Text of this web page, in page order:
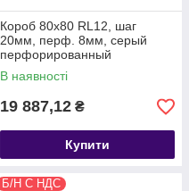
Короб 80х80 RL12, шаг
20мм, перф. 8мм, серый
перфорированный
В наявності
19 887,12 ₴
Купити
Б/Н С НДС